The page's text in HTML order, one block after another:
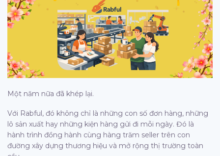
Một năm nữa đã khép lại.
Với Rabful, đó không chỉ là những con số đơn hàng, những
lô sản xuất hay những kiện hàng gửi đi mỗi ngày. Đó là
hành trình đồng hành cùng hàng trăm seller trên con
đường xây dựng thương hiệu và mở rộng thị trường toàn